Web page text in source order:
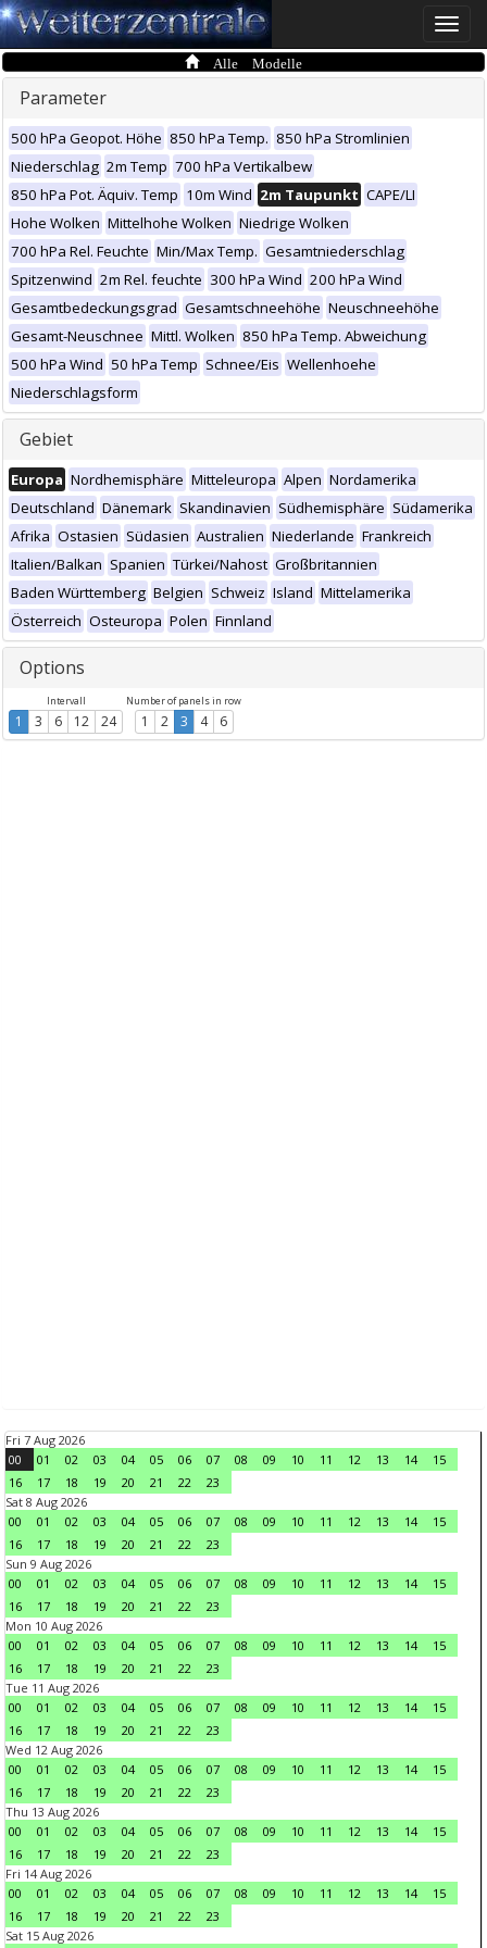
Toggle
Alle Modelle
Parameter
500 hPa Geopot. Höhe 850 hPa Temp. 850 hPa Stromlinien
Niederschlag 2m Temp 700 hPa Vertikalbew
850 hPa Pot. Äquiv. Temp 10m Wind 2m Taupunkt CAPE/LI
Hohe Wolken Mittelhohe Wolken Niedrige Wolken
700 hPa Rel. Feuchte Min/Max Temp. Gesamtniederschlag
Spitzenwind 2m Rel. feuchte 300 hPa Wind 200 hPa Wind
Gesamtbedeckungsgrad Gesamtschneehöhe Neuschneehöhe
Gesamt-Neuschnee Mittl. Wolken 850 hPa Temp. Abweichung
500 hPa Wind 50 hPa Temp Schnee/Eis Wellenhoehe
Niederschlagsform
Gebiet
Europa Nordhemisphäre Mitteleuropa Alpen Nordamerika
Deutschland Dänemark Skandinavien Südhemisphäre Südamerika
Afrika Ostasien Südasien Australien Niederlande Frankreich
Italien/Balkan Spanien Türkei/Nahost Großbritannien
Baden Württemberg Belgien Schweiz Island Mittelamerika
Österreich Osteuropa Polen Finnland
Options
Intervall
1 3 6 12 24
Number of panels in row
1 2 3 4 6
Fri 7 Aug 2026
00
01 02 03 04 05 06 07 08 09 10 11 12 13 14
15
16
17 18 19 20 21 22
23
Sat 8 Aug 2026
00
01 02 03 04 05 06 07 08 09 10 11 12 13 14
15
16
17 18 19 20 21 22
23
Sun 9 Aug 2026
00
01 02 03 04 05 06 07 08 09 10 11 12 13 14
15
16
17 18 19 20 21 22
23
Mon 10 Aug 2026
00
01 02 03 04 05 06 07 08 09 10 11 12 13 14
15
16
17 18 19 20 21 22
23
Tue 11 Aug 2026
00
01 02 03 04 05 06 07 08 09 10 11 12 13 14
15
16
17 18 19 20 21 22
23
Wed 12 Aug 2026
00
01 02 03 04 05 06 07 08 09 10 11 12 13 14
15
16
17 18 19 20 21 22
23
Thu 13 Aug 2026
00
01 02 03 04 05 06 07 08 09 10 11 12 13 14
15
16
17 18 19 20 21 22
23
Fri 14 Aug 2026
00
01 02 03 04 05 06 07 08 09 10 11 12 13 14
15
16
17 18 19 20 21 22
23
Sat 15 Aug 2026